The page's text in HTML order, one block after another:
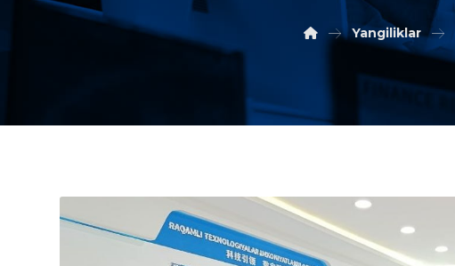
Yangiliklar